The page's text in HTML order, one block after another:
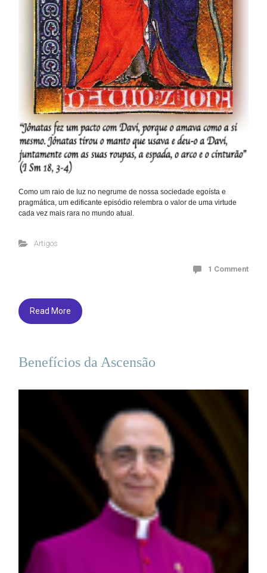
Como um raio de luz no negrume de nossa sociedade egoísta e
pragmática, um edificante episódio relembra o valor de uma virtude
cada vez mais rara no mundo atual.
Artigos
1 Comment
Read More
Benefícios da Ascensão